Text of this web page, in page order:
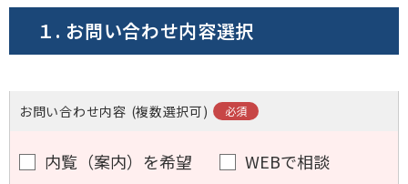
フォームでお問い合わせ
１. お問い合わせ内容選択
お問い合わせ内容 (複数選択可)
内覧（案内）を希望
WEBで相談